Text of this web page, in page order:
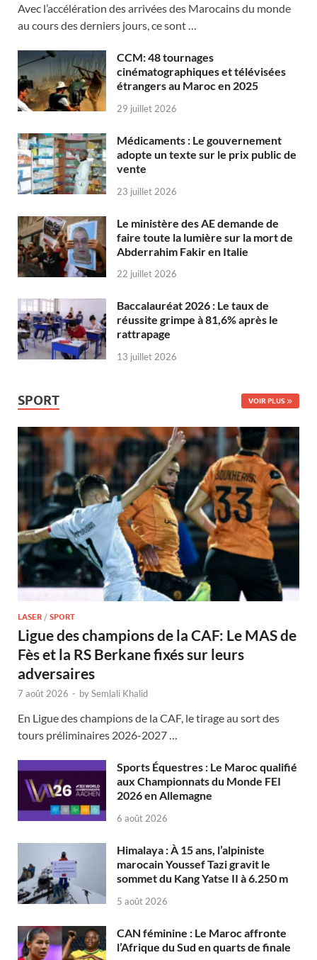
Avec l’accélération des arrivées des Marocains du monde
au cours des derniers jours, ce sont …
CCM: 48 tournages
cinématographiques et télévisées
étrangers au Maroc en 2025
29 juillet 2026
Médicaments : Le gouvernement
adopte un texte sur le prix public de
vente
23 juillet 2026
Le ministère des AE demande de
faire toute la lumière sur la mort de
Abderrahim Fakir en Italie
22 juillet 2026
Baccalauréat 2026 : Le taux de
réussite grimpe à 81,6% après le
rattrapage
13 juillet 2026
SPORT VOIR PLUS
LASER / SPORT
Ligue des champions de la CAF: Le MAS de
Fès et la RS Berkane fixés sur leurs
adversaires
7 août 2026 - bySemlali Khalid
En Ligue des champions de la CAF, le tirage au sort des
tours préliminaires 2026-2027 …
Sports Équestres : Le Maroc qualifié
aux Championnats du Monde FEI
2026 en Allemagne
6 août 2026
Himalaya : À 15 ans, l’alpiniste
marocain Youssef Tazi gravit le
sommet du Kang Yatse II à 6.250 m
5 août 2026
CAN féminine : Le Maroc affronte
l’Afrique du Sud en quarts de finale